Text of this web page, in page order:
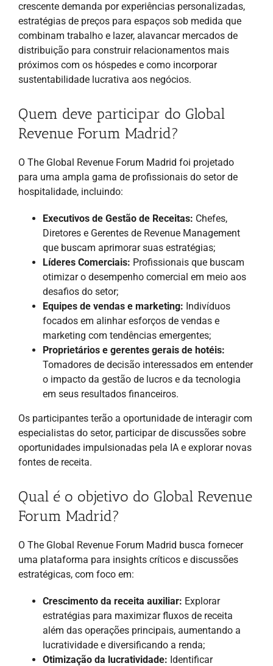
crescente demanda por experiências personalizadas,
estratégias de preços para espaços sob medida que
combinam trabalho e lazer, alavancar mercados de
distribuição para construir relacionamentos mais
próximos com os hóspedes e como incorporar
sustentabilidade lucrativa aos negócios.
Quem deve participar do Global
Revenue Forum Madrid?
O The Global Revenue Forum Madrid foi projetado
para uma ampla gama de profissionais do setor de
hospitalidade, incluindo:
Executivos de Gestão de Receitas: Chefes,
Diretores e Gerentes de Revenue Management
que buscam aprimorar suas estratégias;
Líderes Comerciais: Profissionais que buscam
otimizar o desempenho comercial em meio aos
desafios do setor;
Equipes de vendas e marketing: Indivíduos
focados em alinhar esforços de vendas e
marketing com tendências emergentes;
Proprietários e gerentes gerais de hotéis:
Tomadores de decisão interessados em entender
o impacto da gestão de lucros e da tecnologia
em seus resultados financeiros.
Os participantes terão a oportunidade de interagir com
especialistas do setor, participar de discussões sobre
oportunidades impulsionadas pela IA e explorar novas
fontes de receita.
Qual é o objetivo do Global Revenue
Forum Madrid?
O The Global Revenue Forum Madrid busca fornecer
uma plataforma para insights críticos e discussões
estratégicas, com foco em:
Crescimento da receita auxiliar: Explorar
estratégias para maximizar fluxos de receita
além das operações principais, aumentando a
lucratividade e diversificando a renda;
Otimização da lucratividade: Identificar